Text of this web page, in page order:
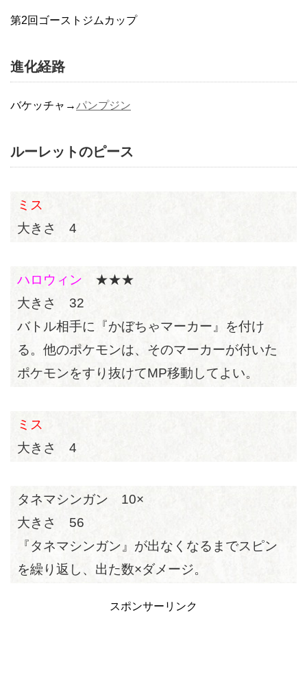
第2回ゴーストジムカップ
進化経路
バケッチャ→パンプジン
ルーレットのピース
ミス
大きさ 4
ハロウィン ★★★
大きさ 32
バトル相手に『かぼちゃマーカー』を付け
る。他のポケモンは、そのマーカーが付いた
ポケモンをすり抜けてMP移動してよい。
ミス
大きさ 4
タネマシンガン 10×
大きさ 56
『タネマシンガン』が出なくなるまでスピン
を繰り返し、出た数×ダメージ。
スポンサーリンク